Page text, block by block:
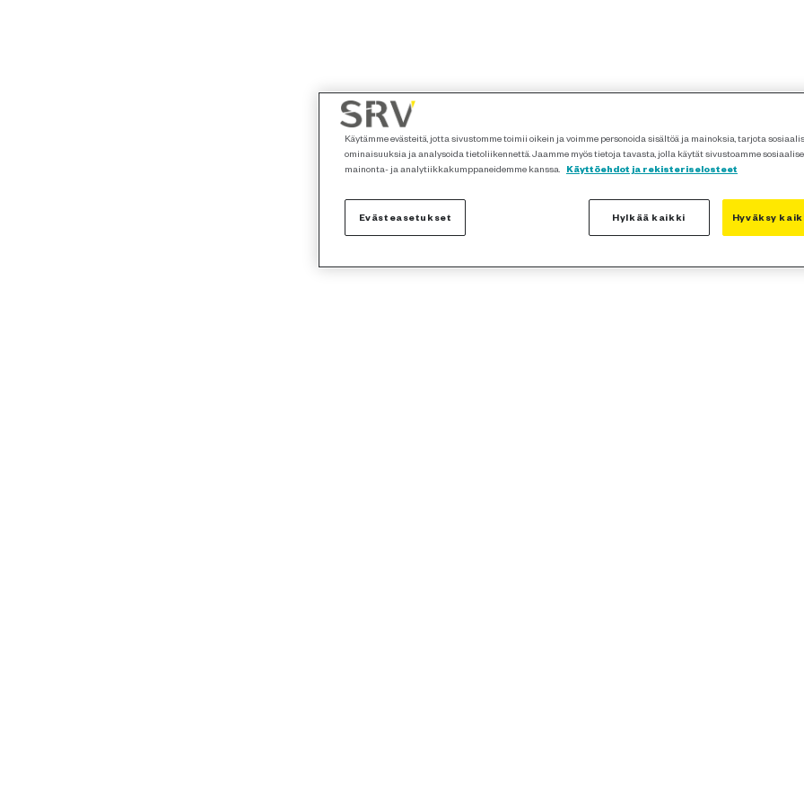
Käytämme evästeitä, jotta sivustomme toimii oikein ja voimme personoida sisältöä ja mainoksia, tarjota
ominaisuuksia ja analysoida tietoliikennettä. Jaamme myös tietoja tavasta, jolla käytät sivustoamme
mainonta- ja analytiikkakumppaneidemme kanssa.
Käyttöehdot ja rekisteriselosteet
Evästeasetukset Hylkää kaikki Hyväksy